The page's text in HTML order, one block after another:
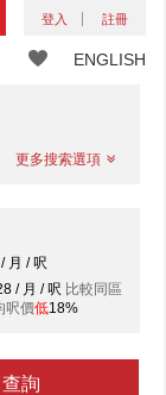
登入 註冊
ENGLISH
更多搜索選項
月 / 呎
/ 月 / 呎 比較同區
呎價低18%
詢